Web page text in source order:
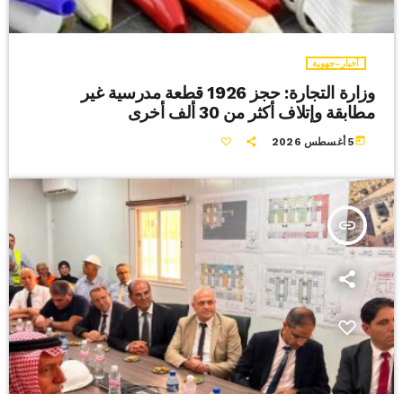
أخبار-جهوية
وزارة التجارة: حجز 1926 قطعة مدرسية غير
مطابقة وإتلاف أكثر من 30 ألف أخرى
today 5 أغسطس 2026
insert_link